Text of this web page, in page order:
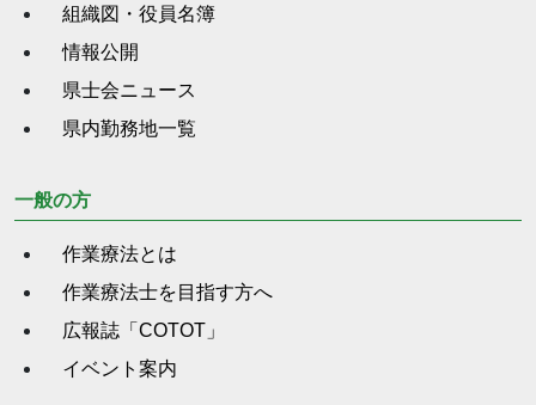
組織図・役員名簿
情報公開
県士会ニュース
県内勤務地一覧
一般の方
作業療法とは
作業療法士を目指す方へ
広報誌「COTOT」
イベント案内